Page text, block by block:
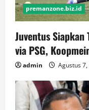
premanzone.biz.id
Juventus
via PSG,
admin Agustus